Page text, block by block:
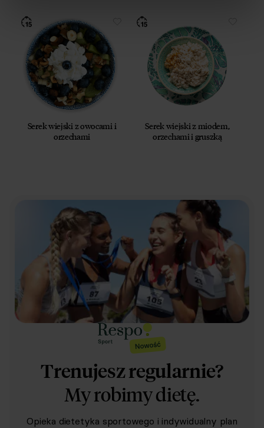
Serek wiejski z owocami i
orzechami
Serek wiejski z miodem,
orzechami i gruszką
Trenujesz regularnie?
My robimy dietę.
Opieka dietetyka sportowego i indywidualny plan